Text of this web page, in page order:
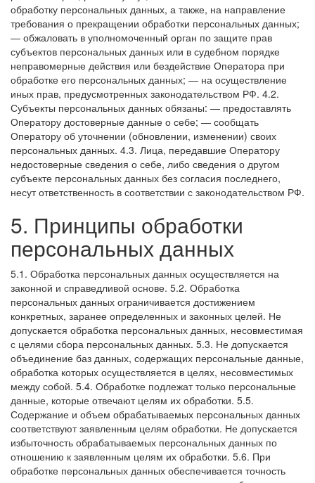
обработку персональных данных, а также, на направление
требования о прекращении обработки персональных данных;
— обжаловать в уполномоченный орган по защите прав
субъектов персональных данных или в судебном порядке
неправомерные действия или бездействие Оператора при
обработке его персональных данных; — на осуществление
иных прав, предусмотренных законодательством РФ. 4.2.
Субъекты персональных данных обязаны: — предоставлять
Оператору достоверные данные о себе; — сообщать
Оператору об уточнении (обновлении, изменении) своих
персональных данных. 4.3. Лица, передавшие Оператору
недостоверные сведения о себе, либо сведения о другом
субъекте персональных данных без согласия последнего,
несут ответственность в соответствии с законодательством РФ.
5. Принципы обработки
персональных данных
5.1. Обработка персональных данных осуществляется на
законной и справедливой основе. 5.2. Обработка
персональных данных ограничивается достижением
конкретных, заранее определенных и законных целей. Не
допускается обработка персональных данных, несовместимая
с целями сбора персональных данных. 5.3. Не допускается
объединение баз данных, содержащих персональные данные,
обработка которых осуществляется в целях, несовместимых
между собой. 5.4. Обработке подлежат только персональные
данные, которые отвечают целям их обработки. 5.5.
Содержание и объем обрабатываемых персональных данных
соответствуют заявленным целям обработки. Не допускается
избыточность обрабатываемых персональных данных по
отношению к заявленным целям их обработки. 5.6. При
обработке персональных данных обеспечивается точность